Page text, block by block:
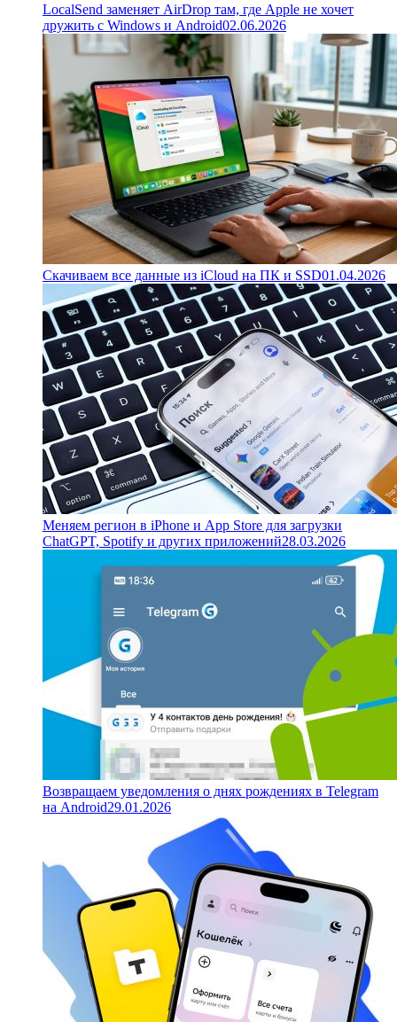
LocalSend заменяет AirDrop там, где Apple не хочет
дружить с Windows и Android02.06.2026
Скачиваем все данные из iCloud на ПК и SSD01.04.2026
Меняем регион в iPhone и App Store для загрузки
ChatGPT, Spotify и других приложений28.03.2026
Возвращаем уведомления о днях рождениях в Telegram
на Android29.01.2026